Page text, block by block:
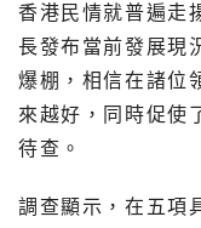
香港民情就普遍走
長發布當前發展現
爆棚，相信在諸位
來越好，同時促使
待查。
調查顯示，在五項